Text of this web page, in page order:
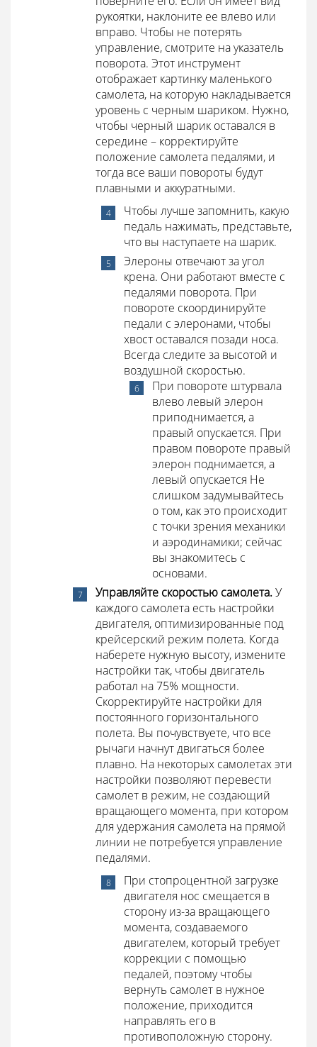
рукоятки, наклоните ее влево или
вправо. Чтобы не потерять
управление, смотрите на указатель
поворота. Этот инструмент
отображает картинку маленького
самолета, на которую накладывается
уровень с черным шариком. Нужно,
чтобы черный шарик оставался в
середине – корректируйте
положение самолета педалями, и
тогда все ваши повороты будут
плавными и аккуратными.
Чтобы лучше запомнить, какую
педаль нажимать, представьте,
что вы наступаете на шарик.
Элероны отвечают за угол
крена. Они работают вместе с
педалями поворота. При
повороте скоординируйте
педали с элеронами, чтобы
хвост оставался позади носа.
Всегда следите за высотой и
воздушной скоростью.
При повороте штурвала
влево левый элерон
приподнимается, а
правый опускается. При
правом повороте правый
элерон поднимается, а
левый опускается Не
слишком задумывайтесь
о том, как это происходит
с точки зрения механики
и аэродинамики; сейчас
вы знакомитесь с
основами.
Управляйте скоростью самолета.У
каждого самолета есть настройки
двигателя, оптимизированные под
крейсерский режим полета. Когда
наберете нужную высоту, измените
настройки так, чтобы двигатель
работал на 75% мощности.
Скорректируйте настройки для
постоянного горизонтального
полета. Вы почувствуете, что все
рычаги начнут двигаться более
плавно. На некоторых самолетах эти
настройки позволяют перевести
самолет в режим, не создающий
вращающего момента, при котором
для удержания самолета на прямой
линии не потребуется управление
педалями.
При стопроцентной загрузке
двигателя нос смещается в
сторону из-за вращающего
момента, создаваемого
двигателем, который требует
коррекции с помощью
педалей, поэтому чтобы
вернуть самолет в нужное
положение, приходится
направлять его в
противоположную сторону.